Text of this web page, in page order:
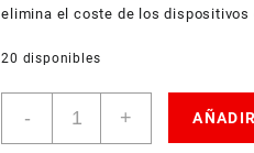
elimina el coste de los dispositivos
20 disponibles
-
AC-
+